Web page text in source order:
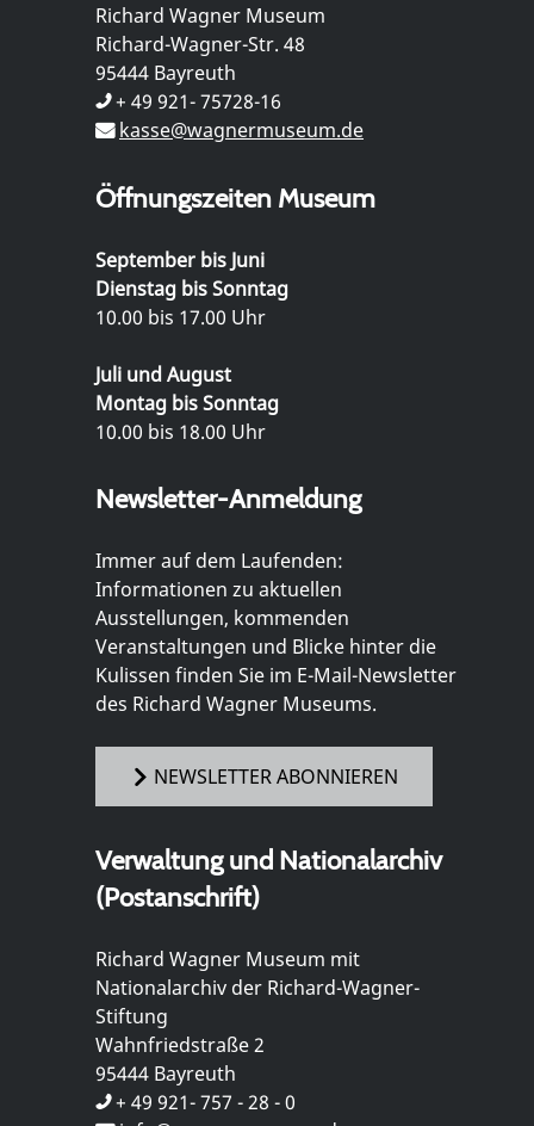
Richard Wagner Museum
Richard-Wagner-Str. 48
95444 Bayreuth
+ 49 921- 75728-16
kasse@wagnermuseum.de
Öffnungszeiten Museum
September bis Juni
Dienstag bis Sonntag
10.00 bis 17.00 Uhr
Juli und August
Montag bis Sonntag
10.00 bis 18.00 Uhr
Newsletter-Anmeldung
Immer auf dem Laufenden:
Informationen zu aktuellen
Ausstellungen, kommenden
Veranstaltungen und Blicke hinter die
Kulissen finden Sie im E-Mail-Newsletter
des Richard Wagner Museums.
NEWSLETTER ABONNIEREN
Verwaltung und Nationalarchiv
(Postanschrift)
Richard Wagner Museum mit
Nationalarchiv der Richard-Wagner-
Stiftung
Wahnfriedstraße 2
95444 Bayreuth
+ 49 921- 757 - 28 - 0